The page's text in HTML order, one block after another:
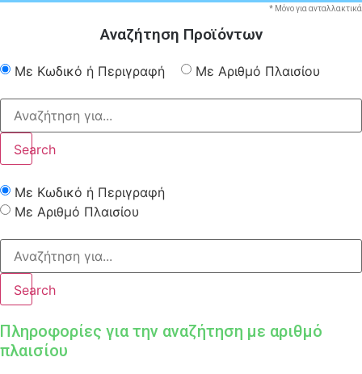
* Μόνο για ανταλλακτικά
Αναζήτηση Προϊόντων
Με Κωδικό ή Περιγραφή Με Αριθμό Πλαισίου
Search
Με Κωδικό ή Περιγραφή
Με Αριθμό Πλαισίου
Search
Πληροφορίες για την αναζήτηση με αριθμό
πλαισίου